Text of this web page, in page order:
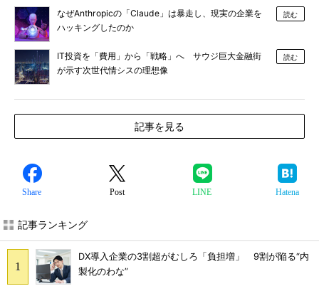
なぜAnthropicの「Claude」は暴走し、現実の企業を
ハッキングしたのか
読む
IT投資を「費用」から「戦略」へ サウジ巨大金融街
が示す次世代情シスの理想像
読む
記事を見る
Share Post LINE Hatena
記事ランキング
DX導入企業の3割超がむしろ「負担増」 9割が陥る“内
製化のわな”